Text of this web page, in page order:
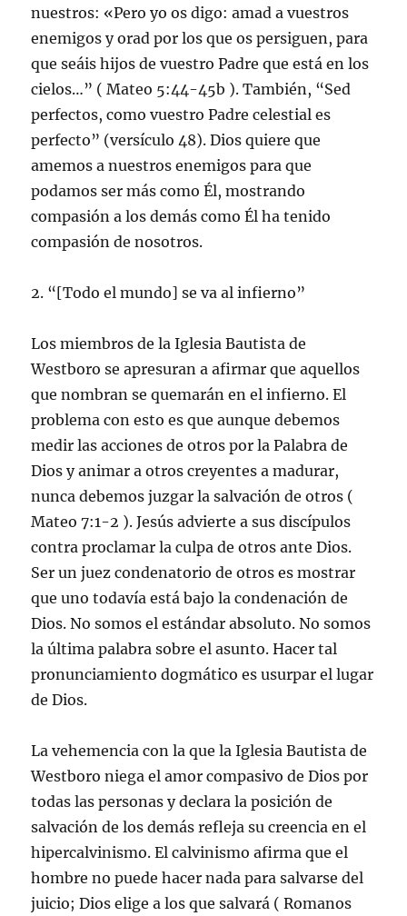
nuestros: «Pero yo os digo: amad a vuestros
enemigos y orad por los que os persiguen, para
que seáis hijos de vuestro Padre que está en los
cielos…” ( Mateo 5:44-45b ). También, “Sed
perfectos, como vuestro Padre celestial es
perfecto” (versículo 48). Dios quiere que
amemos a nuestros enemigos para que
podamos ser más como Él, mostrando
compasión a los demás como Él ha tenido
compasión de nosotros.
2. “[Todo el mundo] se va al infierno”
Los miembros de la Iglesia Bautista de
Westboro se apresuran a afirmar que aquellos
que nombran se quemarán en el infierno. El
problema con esto es que aunque debemos
medir las acciones de otros por la Palabra de
Dios y animar a otros creyentes a madurar,
nunca debemos juzgar la salvación de otros (
Mateo 7:1-2 ). Jesús advierte a sus discípulos
contra proclamar la culpa de otros ante Dios.
Ser un juez condenatorio de otros es mostrar
que uno todavía está bajo la condenación de
Dios. No somos el estándar absoluto. No somos
la última palabra sobre el asunto. Hacer tal
pronunciamiento dogmático es usurpar el lugar
de Dios.
La vehemencia con la que la Iglesia Bautista de
Westboro niega el amor compasivo de Dios por
todas las personas y declara la posición de
salvación de los demás refleja su creencia en el
hipercalvinismo. El calvinismo afirma que el
hombre no puede hacer nada para salvarse del
juicio; Dios elige a los que salvará ( Romanos